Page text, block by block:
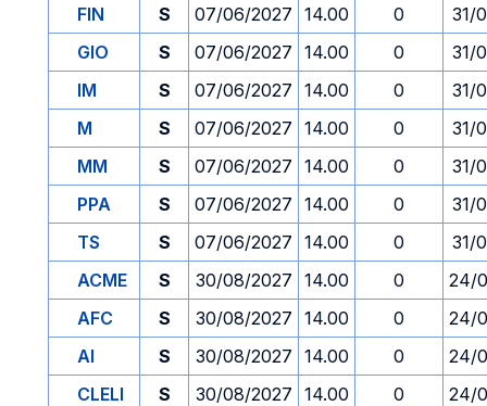
FIN
S 07/06/2027 14.00 0
31/
GIO
S 07/06/2027 14.00 0
31/
IM
S 07/06/2027 14.00 0
31/
M
S 07/06/2027 14.00 0
31/
MM
S 07/06/2027 14.00 0
31/
PPA
S 07/06/2027 14.00 0
31/
TS
S 07/06/2027 14.00 0
31/
ACME
S 30/08/2027 14.00 0
24/
AFC
S 30/08/2027 14.00 0
24/
AI
S 30/08/2027 14.00 0
24/
CLELI
S 30/08/2027 14.00 0
24/